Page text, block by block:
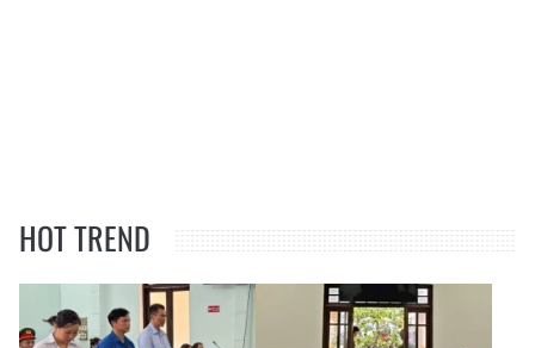
HOT TREND